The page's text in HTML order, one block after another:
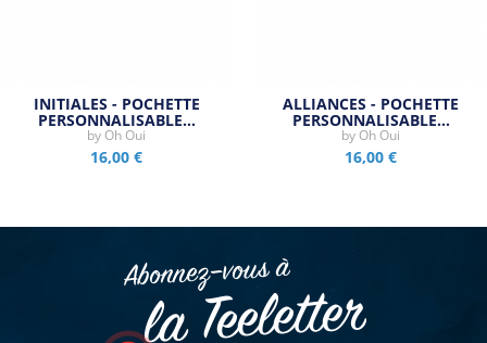
INITIALES - POCHETTE
PERSONNALISABLE…
by Oh Oui
16,00 €
ALLIANCES - POCHETTE
PERSONNALISABLE…
by Oh Oui
16,00 €
Abonnez–vous à
la Teeletter